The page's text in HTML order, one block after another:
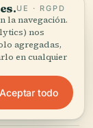
Visitor
Marvel,
UE · RGPD
la navegación.
nos
agregadas,
en cualquier
Aceptar todo